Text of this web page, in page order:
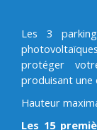
Les 3
protéger
produisant une
Hauteur
Les 15